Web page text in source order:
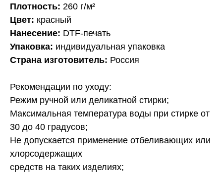
Плотность: 260 г/м²
Цвет: красный
Нанесение: DTF-печать
Упаковка: индивидуальная упаковка
Страна изготовитель: Россия
Рекомендации по уходу:
Режим ручной или деликатной стирки;
Максимальная температура воды при стирке от
30 до 40 градусов;
Не допускается применение отбеливающих или
хлорсодержащих
средств на таких изделиях;